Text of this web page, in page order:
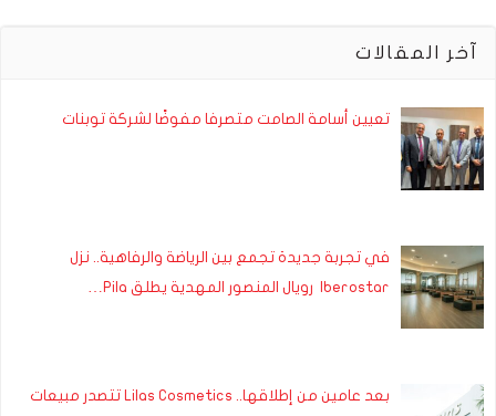
آخر المقالات
تعيين أسامة الصامت متصرفا مفوضًا لشركة توبنات
في تجربة جديدة تجمع بين الرياضة والرفاهية.. نزل
Iberostar رويال المنصور المهدية يطلق Pila…
بعد عامين من إطلاقها.. Lilas Cosmetics تتصدر مبيعات